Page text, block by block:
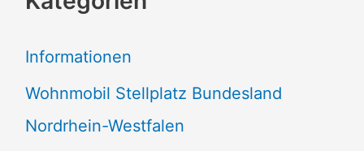
n
n
a
Informationen
Wohnmobil Stellplatz Bundesland
Nordrhein-Westfalen